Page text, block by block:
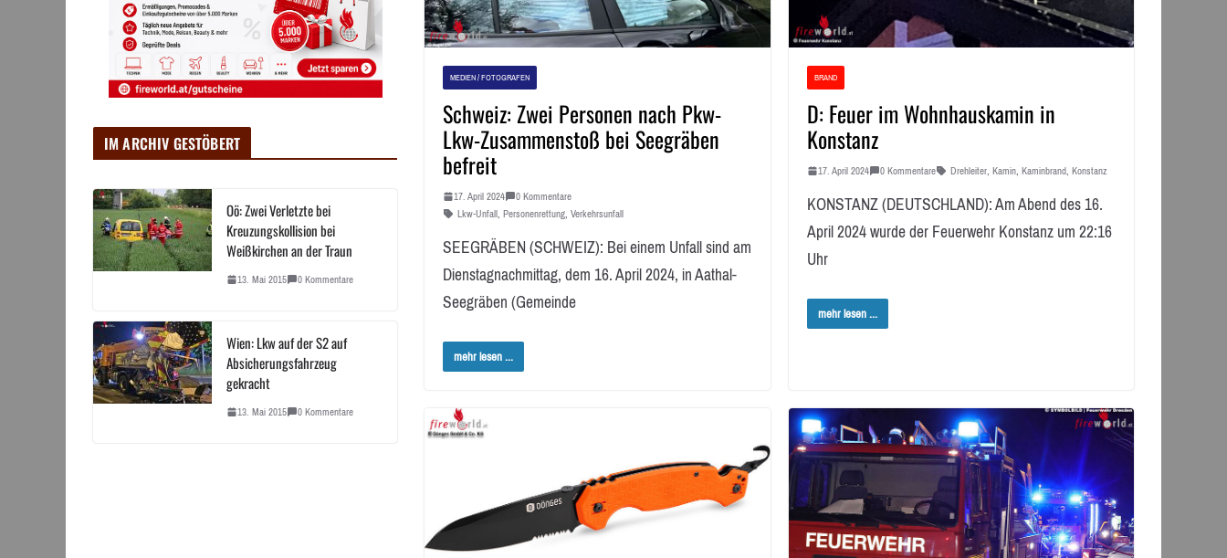
MEDIEN / FOTOGRAFEN
Schweiz: Zwei Personen nach Pkw-
Lkw-Zusammenstoß bei Seegräben
befreit
17. April 2024 0 Kommentare
Lkw-Unfall, Personenrettung, Verkehrsunfall
SEEGRÄBEN (SCHWEIZ): Bei einem Unfall sind am
Dienstagnachmittag, dem 16. April 2024, in Aathal-
Seegräben (Gemeinde
mehr lesen ...
BRAND
D: Feuer im Wohnhauskamin in
Konstanz
17. April 2024 0 Kommentare Drehleiter, Kamin, Kaminbrand, Konstanz
KONSTANZ (DEUTSCHLAND): Am Abend des 16.
April 2024 wurde der Feuerwehr Konstanz um 22:16
Uhr
mehr lesen ...
IM ARCHIV GESTÖBERT
Oö: Zwei Verletzte bei
Kreuzungskollision bei
Weißkirchen an der Traun
13. Mai 2015 0 Kommentare
Wien: Lkw auf der S2 auf
Absicherungsfahrzeug
gekracht
13. Mai 2015 0 Kommentare